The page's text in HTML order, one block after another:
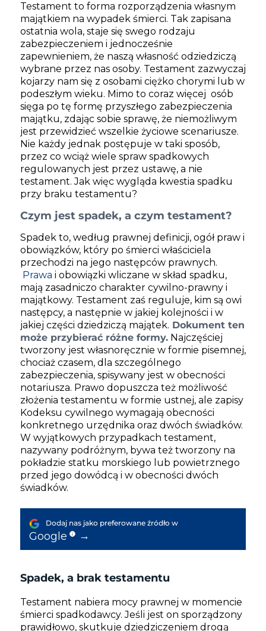
Testament to forma rozporządzenia własnym
majątkiem na wypadek śmierci. Tak zapisana
ostatnia wola, staje się swego rodzaju
zabezpieczeniem i jednocześnie
zapewnieniem, że naszą własność odziedziczą
wybrane przez nas osoby. Testament zazwyczaj
kojarzy nam się z osobami ciężko chorymi lub w
podeszłym wieku. Mimo to coraz więcej osób
sięga po tę formę przyszłego zabezpieczenia
majątku, zdając sobie sprawę, że niemożliwym
jest przewidzieć wszelkie życiowe scenariusze.
Nie każdy jednak postępuje w taki sposób,
przez co wciąż wiele spraw spadkowych
regulowanych jest przez ustawę, a nie
testament. Jak więc wygląda kwestia spadku
przy braku testamentu?
Czym jest spadek, a czym testament?
Spadek to, według prawnej definicji, ogół praw i
obowiązków, który po śmierci właściciela
przechodzi na jego następców prawnych.
Prawa i obowiązki wliczane w skład spadku,
mają zasadniczo charakter cywilno-prawny i
majątkowy. Testament zaś reguluje, kim są owi
następcy, a następnie w jakiej kolejności i w
jakiej części dziedziczą majątek. Dokument ten
może przybierać różne formy.Najczęściej
tworzony jest własnoręcznie w formie pisemnej,
chociaż czasem, dla szczególnego
zabezpieczenia, spisywany jest w obecności
notariusza. Prawo dopuszcza też możliwość
złożenia testamentu w formie ustnej, ale zapisy
Kodeksu cywilnego wymagają obecności
konkretnego urzędnika oraz dwóch świadków.
W wyjątkowych przypadkach testament,
nazywany podróżnym, bywa też tworzony na
pokładzie statku morskiego lub powietrznego
przed jego dowódcą i w obecności dwóch
świadków.
Dodaj nas jako preferowane źródło w
Google i →
Spadek, a brak testamentu
Testament nabiera mocy prawnej w momencie
śmierci spadkodawcy. Jeśli jest on sporządzony
prawidłowo, skutkuje dziedziczeniem drogą